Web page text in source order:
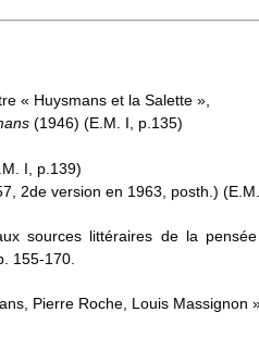
« Huysmans et la Salette »,
(1946) (E.M. I, p.135)
I, p.139)
2de version en 1963, posth.)
sources littéraires de la
155-170.
Pierre Roche, Louis Massignon